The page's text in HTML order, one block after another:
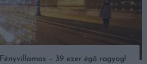
– 39 ezer égő ragyog!